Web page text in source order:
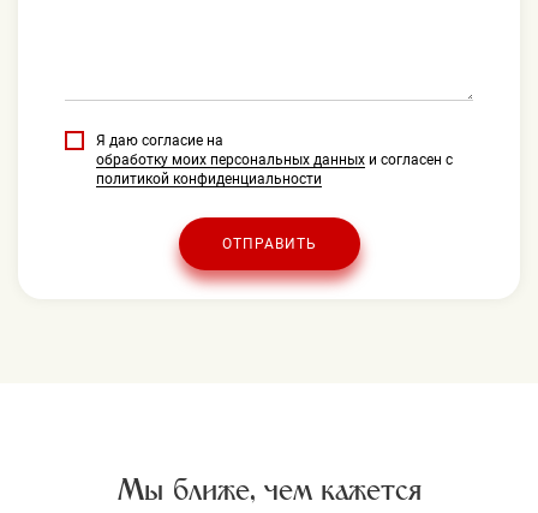
Я даю согласие на
обработку моих персональных данных и согласен с
политикой конфиденциальности
ОТПРАВИТЬ
Мы ближе, чем кажется